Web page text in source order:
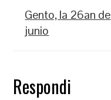
Gento, la 26an de
junio
Respondi